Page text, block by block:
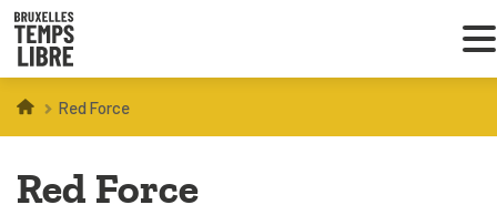
Infos parents
Droit au loisir
Red Force
Red Force